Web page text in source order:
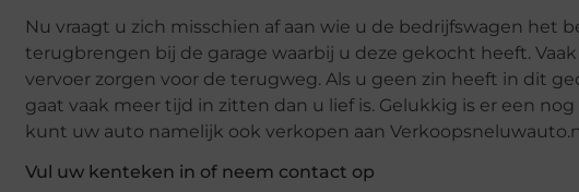
Nu vraagt u zich misschien af aan wie u de bedrijfswagen
terugbrengen bij de garage waarbij u deze gekocht heeft.
vervoer zorgen voor de terugweg. Als u geen zin heeft in dit
gaat vaak meer tijd in zitten dan u lief is. Gelukkig is er een
kunt uw auto namelijk ook verkopen aan
Vul uw kenteken in of neem contact op